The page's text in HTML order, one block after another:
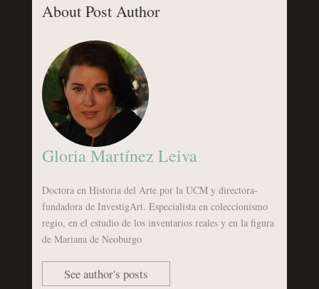
About Post Author
Gloria Martínez Leiva
Doctora en Historia del Arte por la UCM y directora-
fundadora de InvestigArt. Especialista en coleccionismo
regio, en el estudio de los inventarios reales y en la figura
de Mariana de Neoburgo
See author's posts